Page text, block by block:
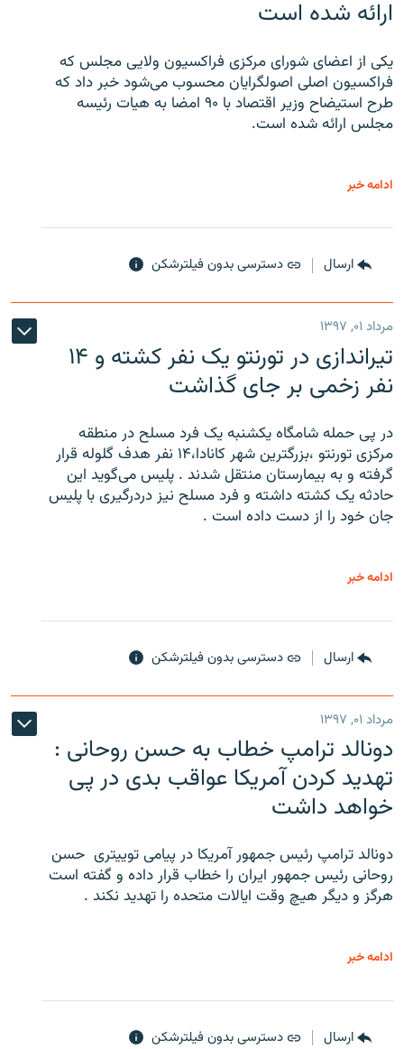
ارائه شده است
یکی از اعضای شورای مرکزی فراکسیون ولایی مجلس که
فراکسیون اصلی اصولگرایان محسوب می‌شود خبر داد که
طرح استیضاح وزیر اقتصاد با ۹۰ امضا به هیات رئیسه
مجلس ارائه شده است.
ادامه خبر
ارسال دسترسی بدون فیلترشکن
مرداد ۰۱, ۱۳۹۷
تیراندازی در تورنتو یک نفر کشته و ۱۴
نفر زخمی بر جای گذاشت
در پی حمله شامگاه یکشنبه یک فرد مسلح در منطقه
مرکزی تورنتو ،‌بزرگترین شهر کانادا،۱۴ نفر هدف گلوله قرار
گرفته و به بیمارستان منتقل شدند . پلیس می‌گوید این
حادثه یک کشته داشته و فرد مسلح نیز دردرگیری با پلیس
جان خود را از دست داده است .
ادامه خبر
ارسال دسترسی بدون فیلترشکن
مرداد ۰۱, ۱۳۹۷
دونالد ترامپ خطاب به حسن روحانی :
تهدید کردن آمریکا عواقب بدی در پی
خواهد داشت
دونالد ترامپ رئیس جمهور آمریکا در پیامی توییتری ‌ حسن
روحانی رئیس جمهور ایران را خطاب قرار داده و گفته است
هرگز و دیگر هیچ وقت ایالات متحده را تهدید نکند .
ادامه خبر
ارسال دسترسی بدون فیلترشکن